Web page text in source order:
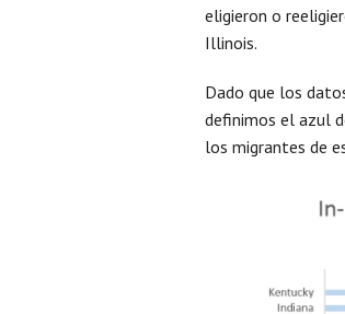
eligieron o
Illinois.
Dado que los
definimos el azul
los migrantes de